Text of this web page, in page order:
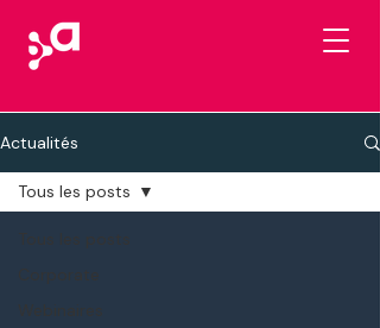
Actualités
Tous les posts